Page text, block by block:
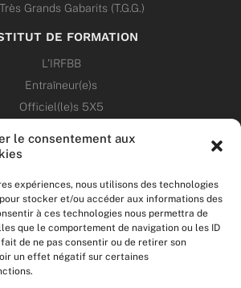
le consentement aux
expériences, nous utilisons des technologies
stocker et/ou accéder aux informations des
à ces technologies nous permettra de
que le comportement de navigation ou les ID
de ne pas consentir ou de retirer son
un effet négatif sur certaines
Grands Gabarits (T.G.G.)
DE FORMATION
L’IRFBB
Entraîneur(e)s
Officiel(le)s 5X5
ANNONCES
ÉVÉNEMENTS